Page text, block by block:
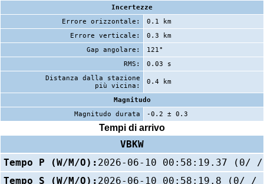
Incertezze
Errore orizzontale:
0.1 km
Errore verticale:
0.3 km
Gap angolare:
121°
RMS:
0.03 s
Distanza dalla stazione
più vicina:
0.4 km
Magnitudo
Magnitudo durata
-0.2 ± 0.3
Tempi di arrivo
VBKW
Tempo P (W/M/O): 2026-06-10 00:58:19.37 (0/
Tempo S (W/M/O): 2026-06-10 00:58:19.8 (0/ /